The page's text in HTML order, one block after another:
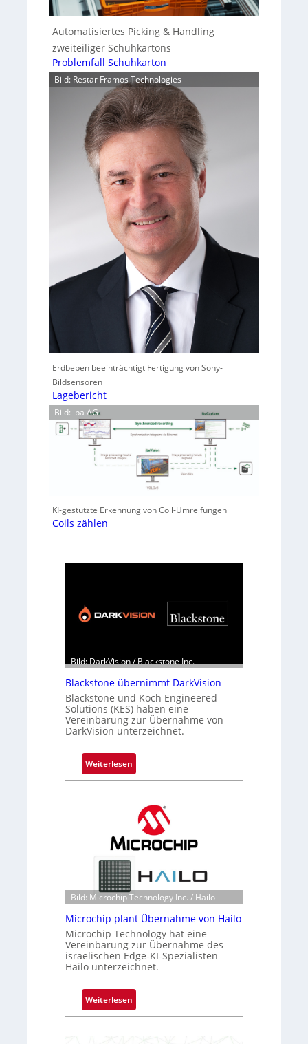
Automatisiertes Picking & Handling
zweiteiliger Schuhkartons
Problemfall Schuhkarton
Bild: Restar Framos Technologies
Erdbeben beeinträchtigt Fertigung von Sony-
Bildsensoren
Lagebericht
Bild: iba AG
KI-gestützte Erkennung von Coil-Umreifungen
Coils zählen
Bild: DarkVision / Blackstone Inc.
Blackstone übernimmt DarkVision
Blackstone und Koch Engineered
Solutions (KES) haben eine
Vereinbarung zur Übernahme von
DarkVision unterzeichnet.
Weiterlesen:
B
s
n
e
ü
b
e
r
m
Bild: Microchip Technology Inc. / Hailo
Microchip plant Übernahme von Hailo
Microchip Technology hat eine
Vereinbarung zur Übernahme des
israelischen Edge-KI-Spezialisten
Hailo unterzeichnet.
Weiterlesen:
M